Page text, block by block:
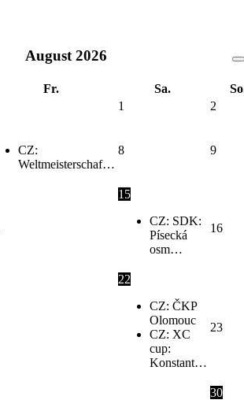
August 2026
Fr. Sa.
1
2
CZ:
Weltmeisterschaf…
8 9
15
CZ: SDK:
Písecká
osm…
16
22
CZ: ČKP
Olomouc
CZ: XC
cup:
Konstant…
23
30